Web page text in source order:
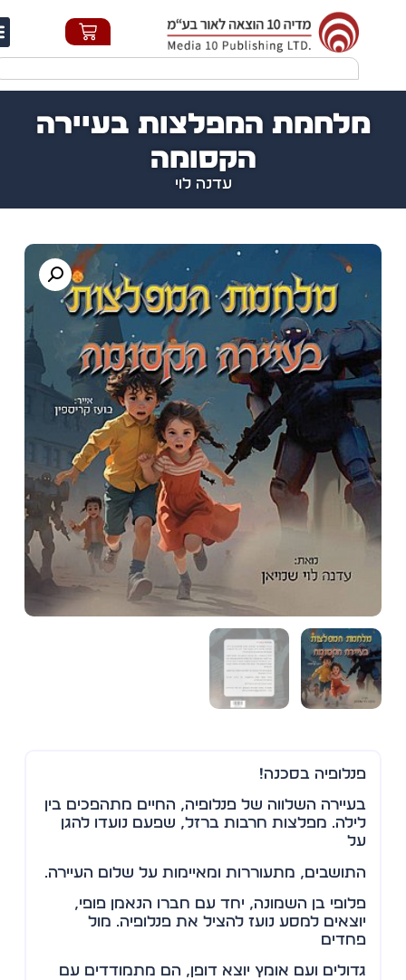
מלחמת המפלצות בעיירה
הקסומה
עדנה לוי
פנלופיה בסכנה!
בעיירה השלווה של פנלופיה, החיים מתהפכים בין
לילה. מפלצות חרבות ברזל, שפעם נועדו להגן
התושבים, מתעוררות ומאיימות על שלום העיירה.
פלופי בן השמונה, יחד עם חברו הנאמן פופי,
יוצאים למסע נועז להציל את פנלופיה. מול
פחדים
גדולים ועם אומץ יוצא דופן, הם מתמודדים עם